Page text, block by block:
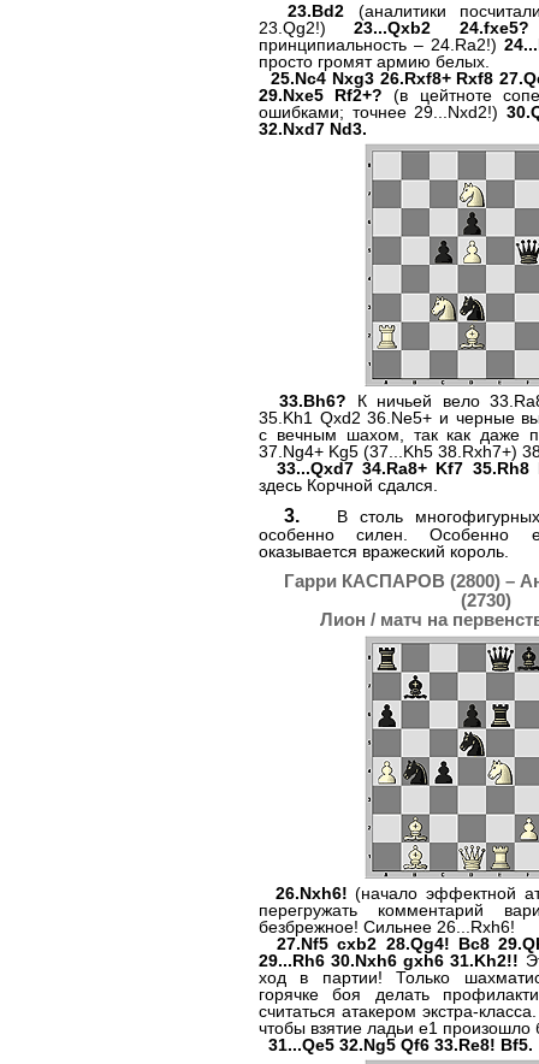
23.Bd2(аналитики
23.Qg2!)23...Qxb2 24.fxe5?
принципиальность – 24.Ra2!)
просто громят армию белых.
25.Nc4 Nxg3 26.Rxf8+ Rxf8
29.Nxe5 Rf2+? (в цейтноте
ошибками; точнее 29...Nxd2!)
32.Nxd7 Nd3.
33.Bh6? К ничьей вело
35.Kh1 Qxd2 36.Ne5+ и черные
с вечным шахом, так как даже
37.Ng4+ Kg5 (37...Kh5 38.Rxh7+)
33...Qxd7 34.Ra8+ Kf7
здесь Корчной сдался.
3.
В столь
особенно силен. Особенно
оказывается вражеский король.
Гарри КАСПАРОВ (2800) –
(2730)
Лион / матч на
26.Nxh6! (начало эффектной
перегружать комментарий
безбрежное! Сильнее 26...Rxh6!
27.Nf5 cxb2 28.Qg4! Bc8
29...Rh6 30.Nxh6 gxh6 31.Kh2!!
ход в партии! Только
горячке боя делать
считаться атакером экстра-
чтобы взятие ладьи e1 произошло
31...Qe5 32.Ng5 Qf6 33.Re8! Bf5.